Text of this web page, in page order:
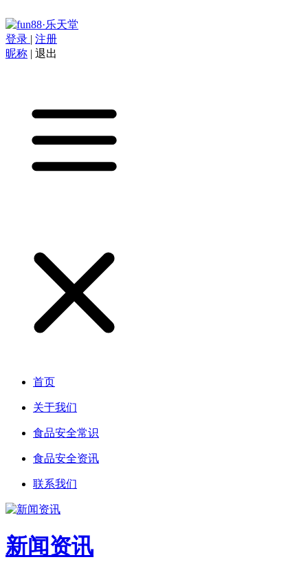
登录 | 注册
昵称 | 退出
首页
关于我们
食品安全常识
食品安全资讯
联系我们
新闻资讯